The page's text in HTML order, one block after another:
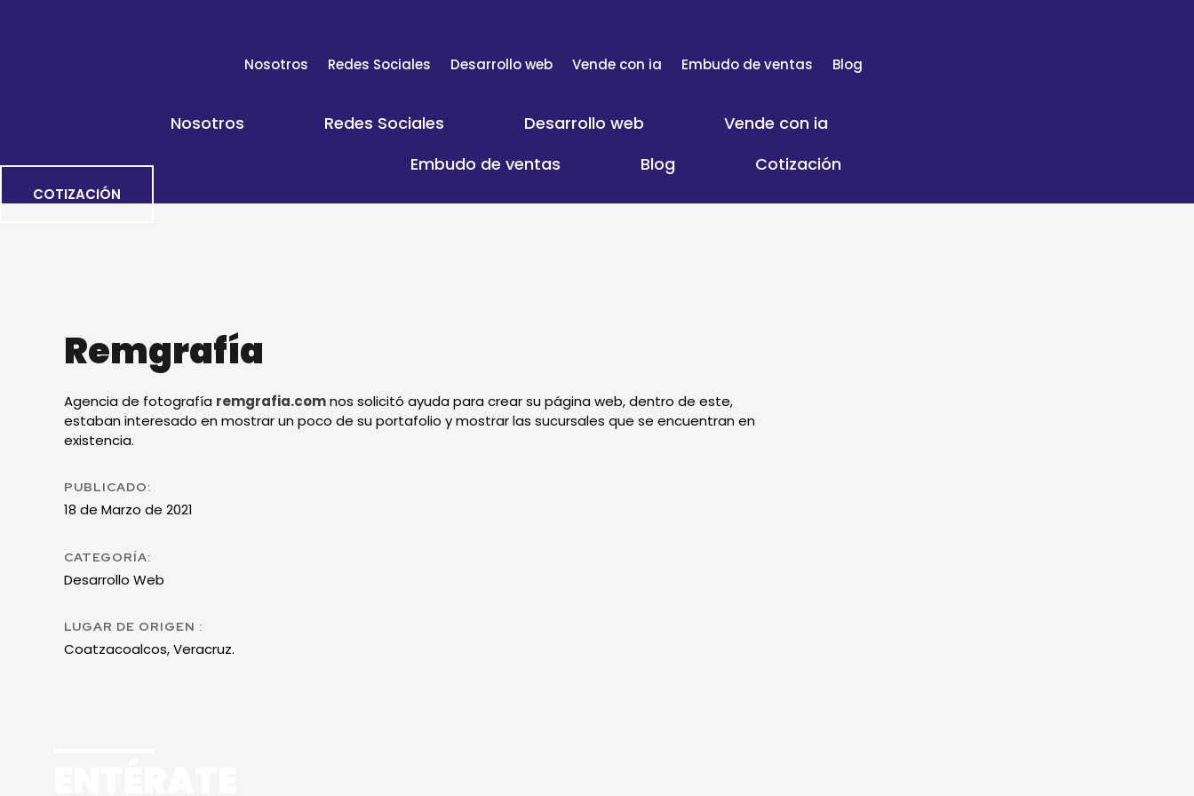
Nosotros
Redes Sociales Desarrollo web Vende con ia Embudo de ventas Blog
Nosotros Redes Sociales Desarrollo web
Vende con ia
Embudo de ventas
Blog Cotización
COTIZACIÓN
Remgrafía
Agencia de fotografía remgrafia.comnos solicitó ayuda para crear su página web, dentro de este,
estaban interesado en mostrar un poco de su portafolio y mostrar las sucursales que se encuentran en
existencia.
PUBLICADO:
18 de Marzo de 2021
CATEGORÍA:
Desarrollo Web
LUGAR DE ORIGEN :
Coatzacoalcos, Veracruz.